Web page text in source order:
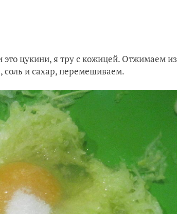
цукини, я тру с кожицей. Отжимаем из
соль и сахар, перемешиваем.